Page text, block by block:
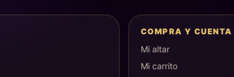
COMPRA Y CUENTA
Mi altar
Mi carrito